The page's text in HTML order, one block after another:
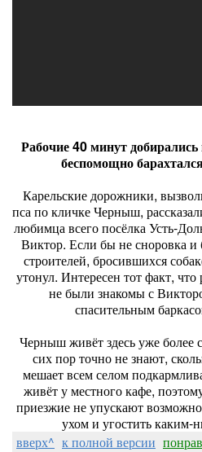
Рабочие 40 минут
беспомощно
Карельские дорожники,
пса по кличке Черныш,
любимца всего посёлка Усть-
Виктор. Если бы не сноровка и
строителей, бросившихся
утонул. Интересен тот факт,
не были знакомы с
спасительным
Черныш живёт здесь уже более
сих пор точно не знают,
мешает всем селом
живёт у местного кафе,
приезжие не упускают
ухом и угостить каким-
вверх^ к полной версии